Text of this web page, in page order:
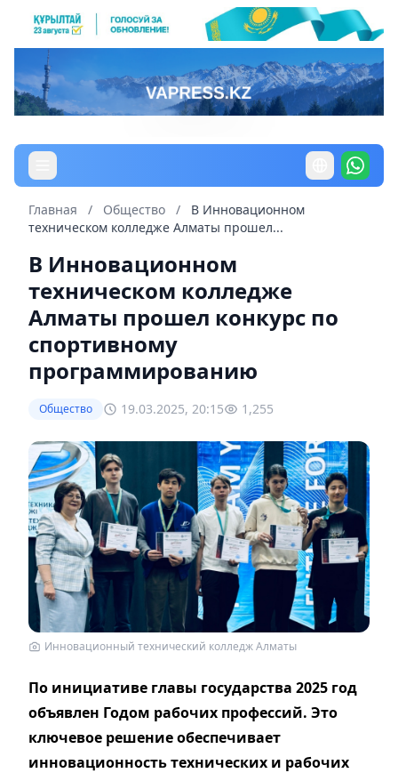
Главная / Общество /
В Инновационном
техническом колледже Алматы прошел...
В Инновационном
техническом колледже
Алматы прошел конкурс по
спортивному
программированию
Общество 19.03.2025, 20:15 1,255
Инновационный технический колледж Алматы
По инициативе главы государства 2025 год
объявлен Годом рабочих профессий. Это
ключевое решение обеспечивает
инновационность технических и рабочих